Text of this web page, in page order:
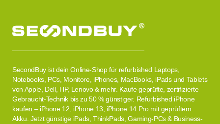
SecondBuy ist dein Online-Shop für refurbished Laptops,
Notebooks, PCs, Monitore, iPhones, MacBooks, iPads und Tablets
von Apple, Dell, HP, Lenovo & mehr. Kaufe geprüfte, zertifizierte
Gebraucht-Technik bis zu 50 % günstiger. Refurbished iPhone
kaufen – iPhone 12, iPhone 13, iPhone 14 Pro mit geprüftem
Akku. Jetzt günstige iPads, ThinkPads, Gaming-PCs & Business-